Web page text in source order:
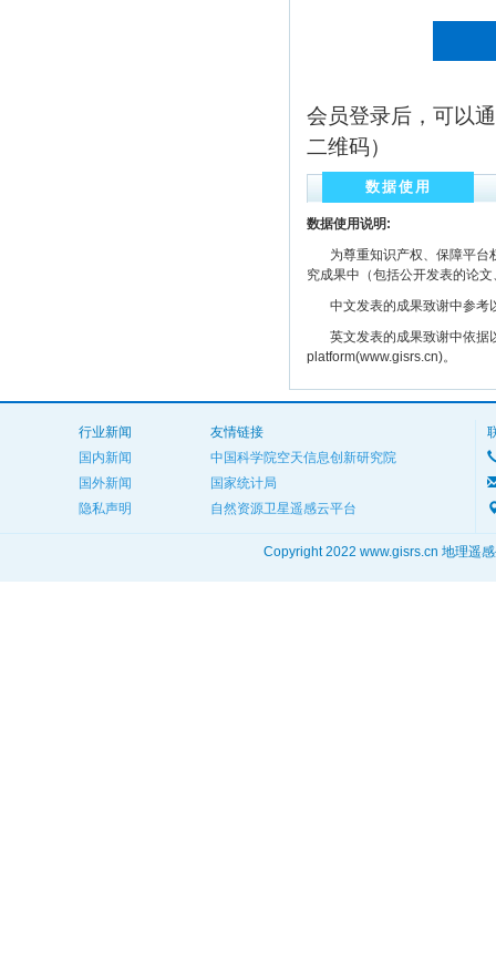
会员登录后，可以
二维码）
数据使用
数据使用说明:
为尊重知识产权、保障平台
究成果中（包括公开发表的论
中文发表的成果致谢中参考
英文发表的成果致谢中依据
platform(www.gisrs.cn)。
行业新闻
国内新闻
国外新闻
隐私声明
友情链接
中国科学院空天信息创新研究院
国家统计局
自然资源卫星遥感云平台
Copyright 2022 www.gisrs.cn 地理遥